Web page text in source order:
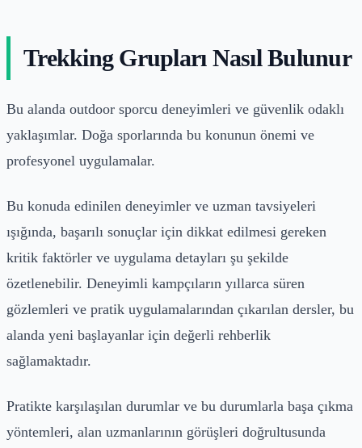
Trekking Grupları Nasıl Bulunur
Bu alanda outdoor sporcu deneyimleri ve güvenlik odaklı
yaklaşımlar. Doğa sporlarında bu konunun önemi ve
profesyonel uygulamalar.
Bu konuda edinilen deneyimler ve uzman tavsiyeleri
ışığında, başarılı sonuçlar için dikkat edilmesi gereken
kritik faktörler ve uygulama detayları şu şekilde
özetlenebilir. Deneyimli kampçıların yıllarca süren
gözlemleri ve pratik uygulamalarından çıkarılan dersler, bu
alanda yeni başlayanlar için değerli rehberlik
sağlamaktadır.
Pratikte karşılaşılan durumlar ve bu durumlarla başa çıkma
yöntemleri, alan uzmanlarının görüşleri doğrultusunda